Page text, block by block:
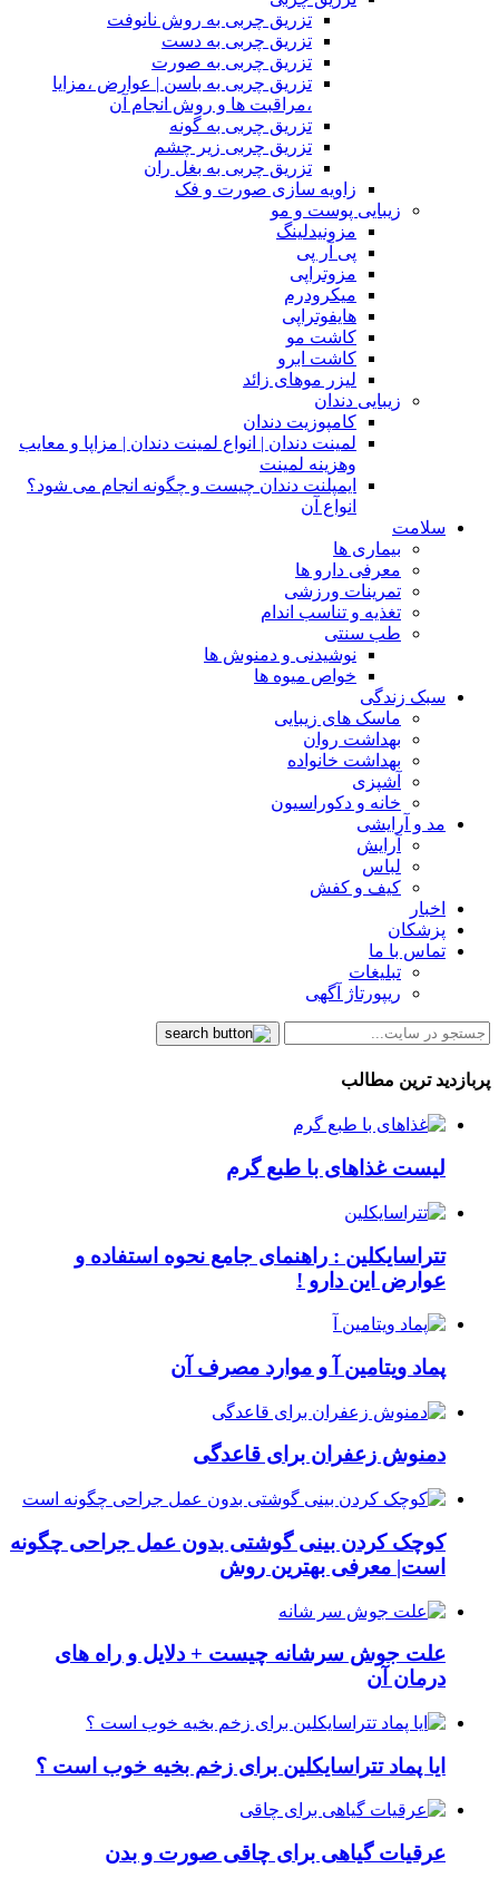
تزریق چربی به روش نانوفت
تزریق چربی به دست
تزریق چربی به صورت
تزریق چربی به باسن | عوارض ،مزایا
،مراقبت ها و روش انجام آن
تزریق چربی به گونه
تزریق چربی زیر چشم
تزریق چربی به بغل ران
زاویه سازی صورت و فک
زیبایی پوست و مو
مزونیدلینگ
پی آر پی
مزوتراپی
میکرودرم
هایفوتراپی
کاشت مو
کاشت ابرو
لیزر موهای زائد
زیبایی دندان
کامپوزیت دندان
لمینت دندان | انواع لمینت دندان | مزاپا و معایب
وهزینه لمینت
ایمپلنت دندان چیست و چگونه انجام می شود؟
انواع آن
سلامت
بیماری ها
معرفی دارو ها
تمرینات ورزشی
تغذیه و تناسب اندام
طب سنتی
نوشیدنی و دمنوش ها
خواص میوه ها
سبک زندگی
ماسک های زیبایی
بهداشت روان
بهداشت خانواده
آشپزی
خانه و دکوراسیون
مد و آرایشی
آرایش
لباس
کیف و کفش
اخبار
پزشکان
تماس با ما
تبلیغات
ریپورتاژ آگهی
پربازدید ترین مطالب
لیست غذاهای با طبع گرم
تتراسایکلین : راهنمای جامع نحوه استفاده و
عوارض این دارو !
پماد ویتامین آ و موارد مصرف آن
دمنوش زعفران برای قاعدگی
کوچک کردن بینی گوشتی بدون عمل جراحی چگونه
است| معرفی بهترین روش
علت جوش سرشانه چیست + دلایل و راه های
درمان آن
ایا پماد تتراسایکلین برای زخم بخیه خوب است ؟
عرقیات گیاهی برای چاقی صورت و بدن